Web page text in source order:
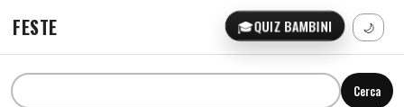
FESTE 🎓QUIZ BAMBINI 🌙
Cerca